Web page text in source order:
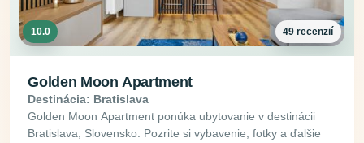
10.0 49 recenzií
Golden Moon Apartment
Destinácia: Bratislava
Golden Moon Apartment ponúka ubytovanie v destinácii
Bratislava, Slovensko. Pozrite si vybavenie, fotky a ďalšie